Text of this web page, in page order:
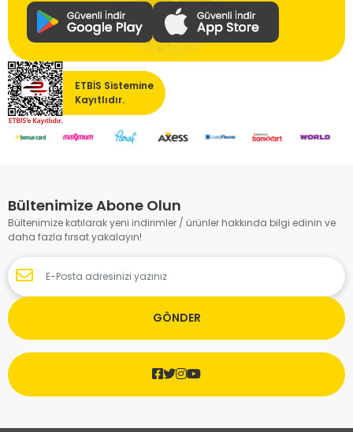
ETBİS Sistemine
Kayıtlıdır.
Bültenimize Abone Olun
Bültenimize katılarak yeni indirimler / ürünler hakkında bilgi edinin ve
daha fazla fırsat yakalayın!
GÖNDER